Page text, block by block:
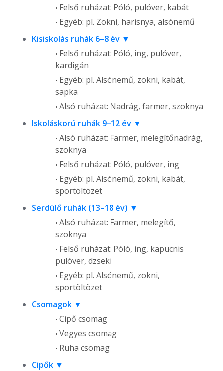
Felső ruházat: Póló, pulóver, kabát
Egyéb: pl. Zokni, harisnya, alsónemű
Kisiskolás ruhák 6–8 év
Felső ruházat: Póló, ing, pulóver,
kardigán
Egyéb: pl. Alsónemű, zokni, kabát,
sapka
Alsó ruházat: Nadrág, farmer, szoknya
Iskoláskorú ruhák 9–12 év
Alsó ruházat: Farmer, melegítőnadrág,
szoknya
Felső ruházat: Póló, pulóver, ing
Egyéb: pl. Alsónemű, zokni, kabát,
sportöltözet
Serdülő ruhák (13–18 év)
Alsó ruházat: Farmer, melegítő,
szoknya
Felső ruházat: Póló, ing, kapucnis
pulóver, dzseki
Egyéb: pl. Alsónemű, zokni,
sportöltözet
Csomagok
Cipő csomag
Vegyes csomag
Ruha csomag
Cipők